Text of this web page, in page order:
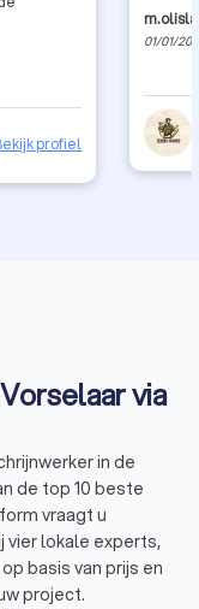
profiel
01/01/
via
in de
de top 10 beste
vraagt u
vier lokale experts,
basis van prijs en
project.